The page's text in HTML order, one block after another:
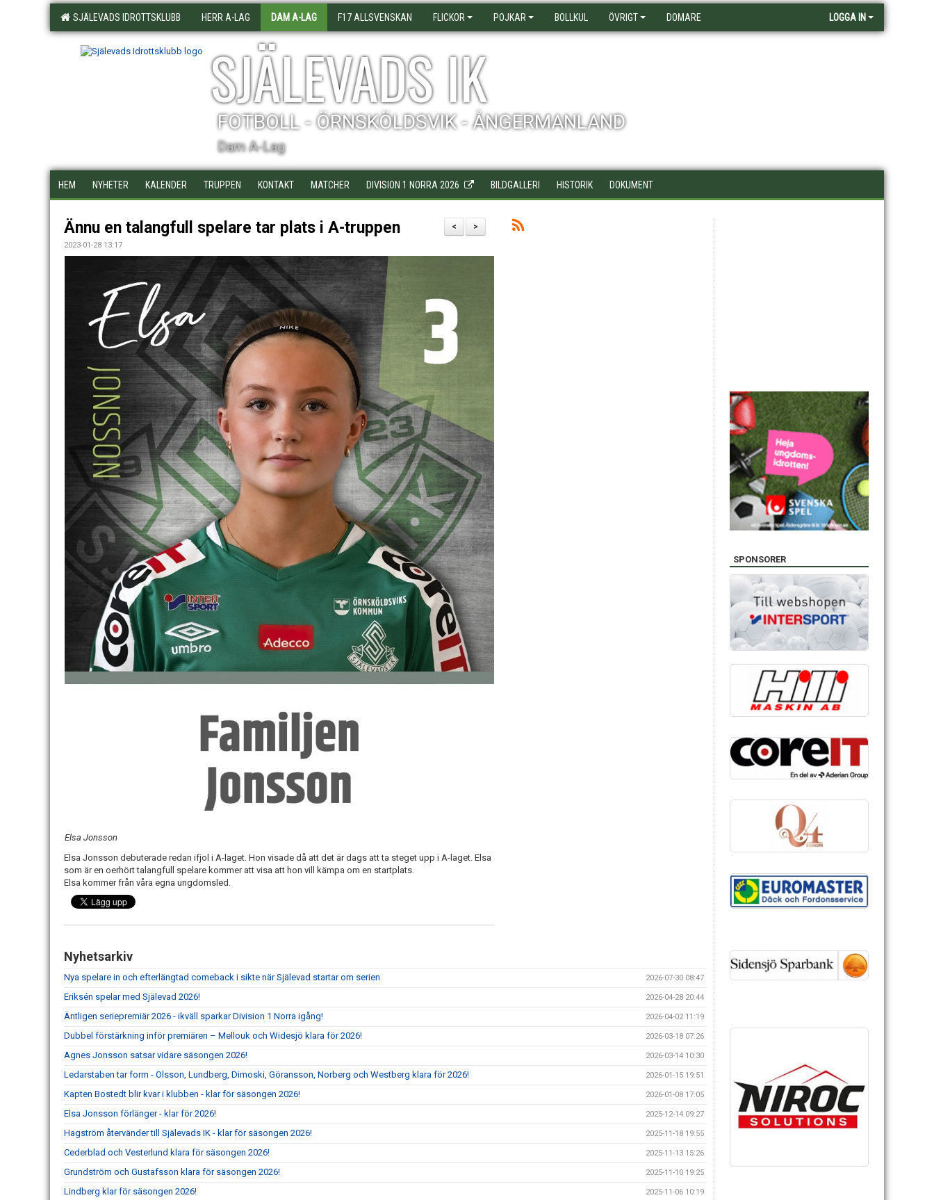
SJÄLEVADS IDROTTSKLUBB HERR A-LAG DAM A-LAG F17 ALLSVENSKAN FLICKOR POJKAR BOLLKUL ÖVRIGT DOMARE LOGGA IN
SJÄLEVADS IK
FOTBOLL - ÖRNSKÖLDSVIK - ÅNGERMANLAND
Dam A-Lag
HEM NYHETER KALENDER TRUPPEN KONTAKT MATCHER DIVISION 1 NORRA 2026 BILDGALLERI HISTORIK DOKUMENT
>
<
Ännu en talangfull spelare tar plats i A-truppen
2023-01-28 13:17
Elsa Jonsson
Elsa Jonsson debuterade redan ifjol i A-laget. Hon visade då att det är dags att ta steget upp i A-laget. Elsa
som är en oerhört talangfull spelare kommer att visa att hon vill kämpa om en startplats.
Elsa kommer från våra egna ungdomsled.
Nyhetsarkiv
Nya spelare in och efterlängtad comeback i sikte när Själevad startar om serien 2026-07-30 08:47
Eriksén spelar med Själevad 2026! 2026-04-28 20:44
Äntligen seriepremiär 2026 - ikväll sparkar Division 1 Norra igång! 2026-04-02 11:19
Dubbel förstärkning inför premiären – Mellouk och Widesjö klara för 2026! 2026-03-18 07:26
Agnes Jonsson satsar vidare säsongen 2026! 2026-03-14 10:30
Ledarstaben tar form - Olsson, Lundberg, Dimoski, Göransson, Norberg och Westberg klara för 2026! 2026-01-15 19:51
Kapten Bostedt blir kvar i klubben - klar för säsongen 2026! 2026-01-08 17:05
Elsa Jonsson förlänger - klar för 2026! 2025-12-14 09:27
Hagström återvänder till Själevads IK - klar för säsongen 2026! 2025-11-18 19:55
Cederblad och Vesterlund klara för säsongen 2026! 2025-11-13 15:26
Grundström och Gustafsson klara för säsongen 2026! 2025-11-10 19:25
Lindberg klar för säsongen 2026! 2025-11-06 10:19
SPONSORER